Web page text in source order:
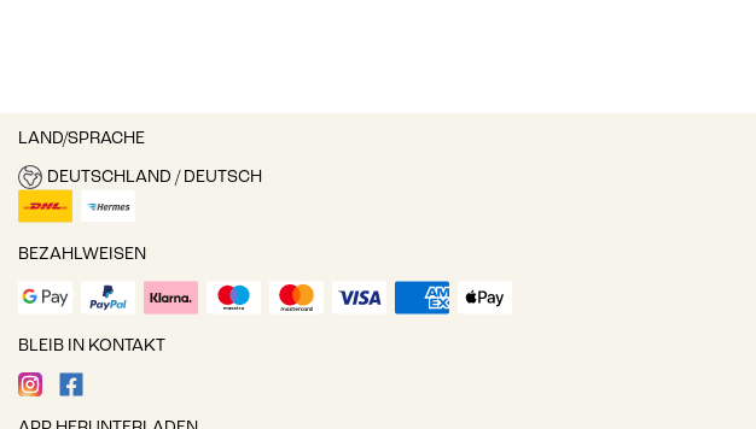
LAND/SPRACHE
DEUTSCHLAND / DEUTSCH
BEZAHLWEISEN
BLEIB IN KONTAKT